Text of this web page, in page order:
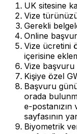
UK sitesine
Vize
Gerekli
Online
Vize ücretini
içerisine
Vize
Kişiye özel
Başvuru
orada
e-
sayfasının
Biyometrik